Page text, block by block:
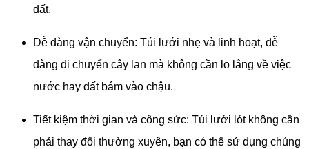
đất.
Dễ dàng vận chuyển: Túi lưới nhẹ và linh hoạt, dễ
dàng di chuyển cây lan mà không cần lo lắng về việc
nước hay đất bám vào chậu.
Tiết kiệm thời gian và công sức: Túi lưới lót không cần
phải thay đổi thường xuyên, bạn có thể sử dụng chúng